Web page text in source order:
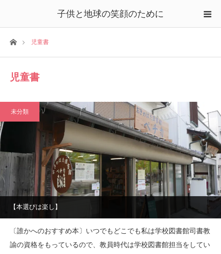
子供と地球の笑顔のために
ホーム児童書
児童書
未分類
【本選びは楽し】
〔誰かへのおすすめ本〕いつでもどこでも私は学校図書館司書教
諭の資格をもっているので、教員時代は学校図書館担当をしてい